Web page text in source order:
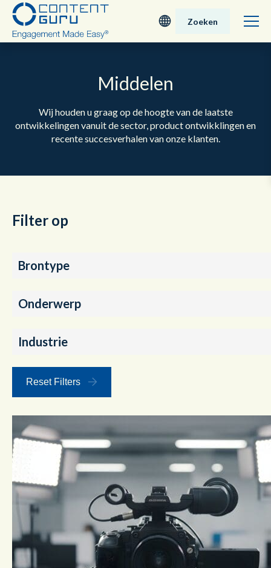
Nederlands
Zoeken
Middelen
Wij houden u graag op de hoogte van de laatste
ontwikkelingen vanuit de sector, product ontwikklingen en
recente succesverhalen van onze klanten.
Filter op
Brontype
Onderwerp
Industrie
Reset Filters